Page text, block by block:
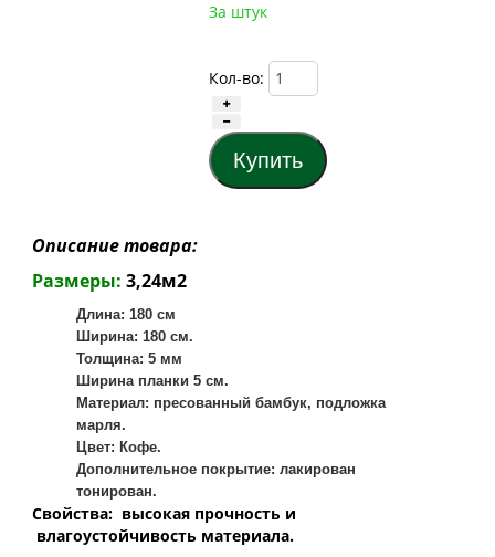
За штук
Кол-во:
Описание товара:
Размеры: 3,24м2
Длина: 180 см
Ширина: 180 см.
Толщина: 5 мм
Ширина планки 5 см.
Материал: пресованный бамбук, подложка
марля.
Цвет: Кофе.
Дополнительное покрытие: лакирован
тонирован.
Свойства: высокая прочность и
влагоустойчивость материала.